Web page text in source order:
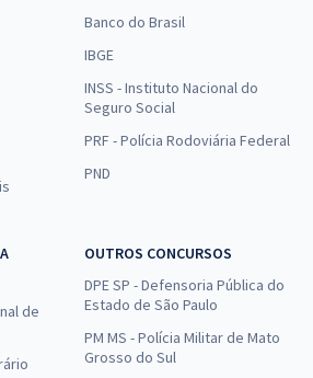
Banco do Brasil
IBGE
INSS - Instituto Nacional do
Seguro Social
PRF - Polícia Rodoviária Federal
PND
de
OUTROS CONCURSOS
DPE SP - Defensoria Pública do
Estado de São Paulo
PM MS - Polícia Militar de Mato
Grosso do Sul